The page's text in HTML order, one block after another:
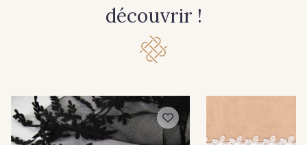
découvrir !